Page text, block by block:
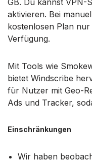
aktivieren. Bei
kostenlosen Plan
Verfügung.
Mit Tools wie
bietet Windscribe
für Nutzer mit Geo-
Ads und Tracker,
Einschränkungen
Wir haben